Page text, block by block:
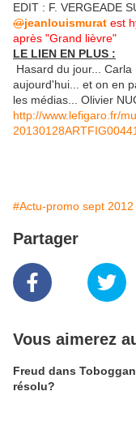
EDIT : F. VERGEADE
@jeanlouismurat est
après "Grand lièvre"
LE LIEN EN PLUS :
Hasard du jour...
aujourd'hui... et on en
les médias... Olivier
http://www.lefigaro.fr/
#Actu-promo sept 2012
Partager
Vous aimerez
Freud dans Toboggan:
résolu?